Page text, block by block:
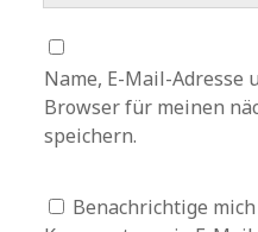
Name, E-Mail-Adresse
Browser für meinen
speichern.
Benachrichtige